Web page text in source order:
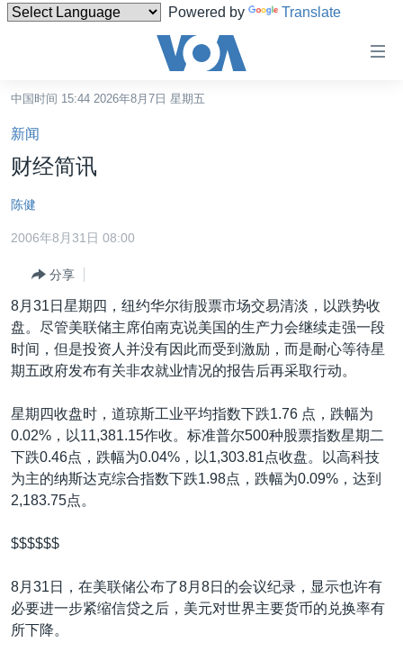
Powered by Translate
碍
链
接
跳
转
内
转
到
导
航
转
到
索
台湾
港澳
国际
最新国际新闻
印太
中东
欧洲
非洲
美洲
全球议题
分类新闻
经济·金融·贸易
人权·法律·宗教
科教·文娱·体健
军事
劳工
环境
美中关系
热点专题
白宫要闻
国会报道
美中关系
美国建国250周年
埃博拉疫情
重要讲话与声明
台海两岸关系
VOA视频
VOA今日焦点
中文广播
中国时间 15:44 2026年8月7日 星期五
新闻
财经简讯
陈健
2006年8月31日 08:00
分享
8月31日星期四，纽约华尔街股票市场交易清淡，以跌势收
盘。尽管美联储主席伯南克说美国的生产力会继续走强一段
时间，但是投资人并没有因此而受到激励，而是耐心等待星
期五政府发布有关非农就业情况的报告后再采取行动。
星期四收盘时，道琼斯工业平均指数下跌1.76 点，跌幅为
0.02%，以11,381.15作收。标准普尔500种股票指数星期二
下跌0.46点，跌幅为0.04%，以1,303.81点收盘。以高科技
为主的纳斯达克综合指数下跌1.98点，跌幅为0.09%，达到
2,183.75点。
$$$$$$
8月31日，在美联储公布了8月8日的会议纪录，显示也许有
必要进一步紧缩信贷之后，美元对世界主要货币的兑换率有
所下降。